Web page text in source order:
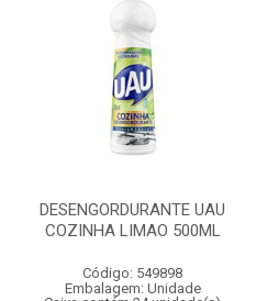
DESENGORDURANTE UAU
COZINHA LIMAO 500ML
Código: 549898
Embalagem: Unidade